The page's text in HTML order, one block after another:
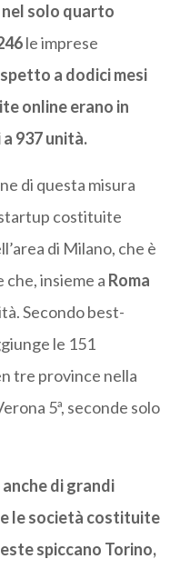
nel solo quarto
le imprese
a dodici mesi
online erano in
937 unità.
di questa misura
costituite
di Milano, che è
che, insieme a Roma
Secondo best-
le 151
tre province nella
5ª, seconde solo
di grandi
le società costituite
spiccano Torino,